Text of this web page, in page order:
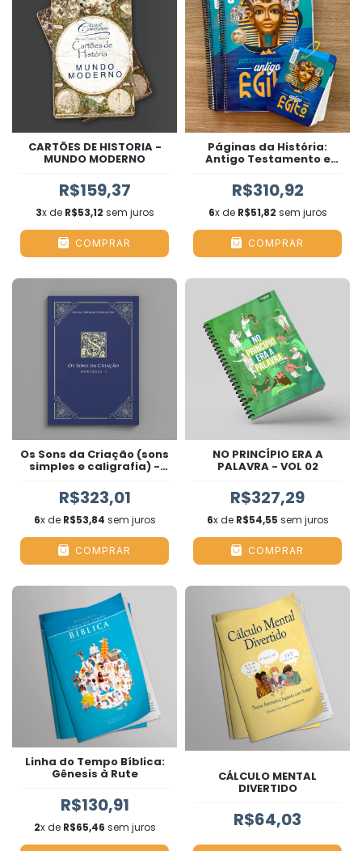
CARTÕES DE HISTORIA -
MUNDO MODERNO
R$159,37
3x de R$53,12 sem juros
COMPRAR
Páginas da História:
Antigo Testamento e
R$310,92
6x de R$51,82 sem juros
COMPRAR
Os Sons da Criação (sons
simples e caligrafia) -
R$323,01
6x de R$53,84 sem juros
COMPRAR
NO PRINCÍPIO ERA A
PALAVRA - VOL 02
R$327,29
6x de R$54,55 sem juros
COMPRAR
Linha do Tempo Bíblica:
Gênesis à Rute
R$130,91
2x de R$65,46 sem juros
CÁLCULO MENTAL
DIVERTIDO
R$64,03